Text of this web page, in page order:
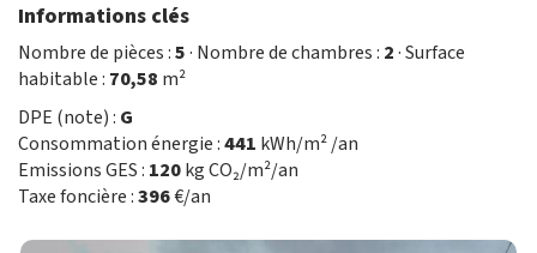
Informations clés
Nombre de pièces :5· Nombre de chambres : 2· Surface
habitable : 70,58 m²
DPE (note) : G
Consommation énergie :441 kWh/m² /an
Emissions GES : 120kg CO₂/m²/an
Taxe foncière :396€/an